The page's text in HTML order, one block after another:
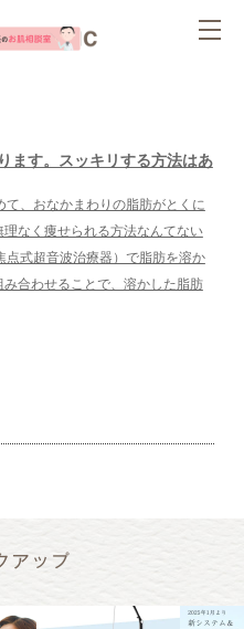
ます。スッキリする方法はあ
、おなかまわりの脂肪がとくに
なく痩せられる方法なんてない
式超音波治療器）で脂肪を溶か
合わせることで、溶かした脂肪